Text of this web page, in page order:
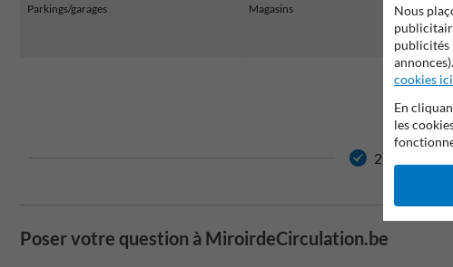
Parkings/garages Magasins
2 ans de
Poser votre question à MiroirdeCirculation.be
Nous
publicités
cookies ici
En
les